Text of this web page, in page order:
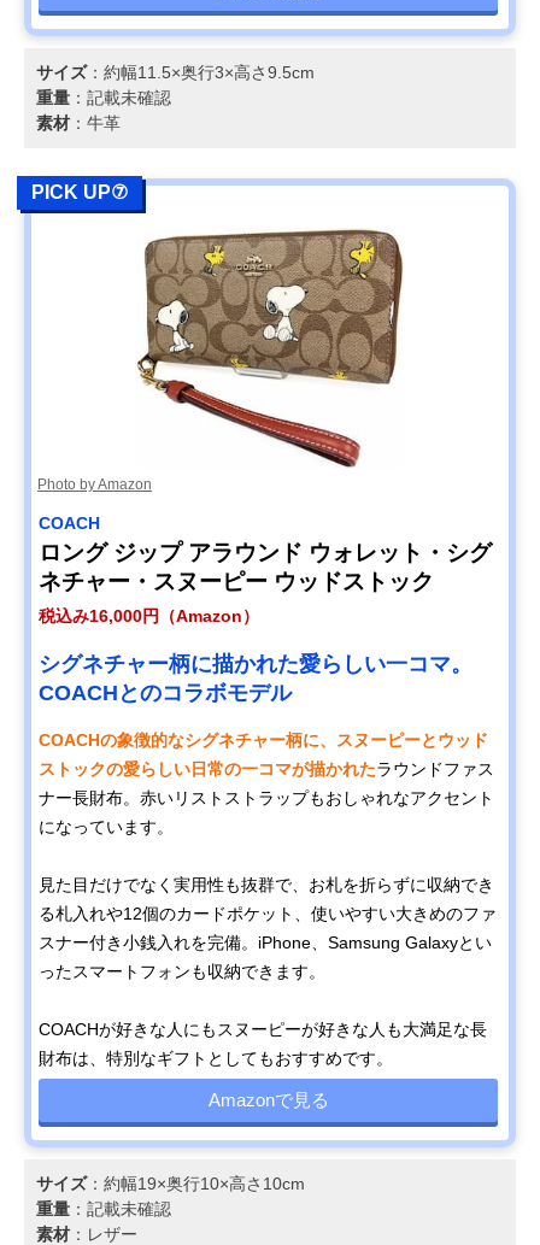
サイズ：約幅11.5×奥行3×高さ9.5cm
重量 ：記載未確認
素材 ：牛革
PICK UP⑦
Photo by Amazon
COACH
ロング ジップ アラウンド ウォレット・シグ
ネチャー・スヌーピー ウッドストック
税込み16,000円（Amazon）
シグネチャー柄に描かれた愛らしい一コマ。
COACHとのコラボモデル
COACHの象徴的なシグネチャー柄に、スヌーピーとウッド
ストックの愛らしい日常の一コマが描かれたラウンドファス
ナー長財布。赤いリストストラップもおしゃれなアクセント
になっています。
見た目だけでなく実用性も抜群で、お札を折らずに収納でき
る札入れや12個のカードポケット、使いやすい大きめのファ
スナー付き小銭入れを完備。iPhone、Samsung Galaxyとい
ったスマートフォンも収納できます。
COACHが好きな人にもスヌーピーが好きな人も大満足な長
財布は、特別なギフトとしてもおすすめです。
Amazonで見る
サイズ：約幅19×奥行10×高さ10cm
重量 ：記載未確認
素材 ：レザー